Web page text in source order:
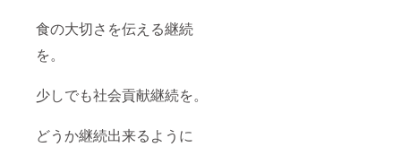
食の大切さを伝える継続
を。
少しでも社会貢献継続を。
どうか継続出来るように